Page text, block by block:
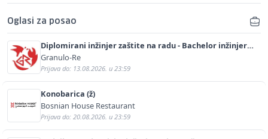
Oglasi za posao
Diplomirani inžinjer zaštite na radu - Bachelor inžinjer
sigurnosti i pomoći (m/ž)
Granulo-Re
Prijava do: 13.08.2026. u 23:59
Konobarica (ž)
Bosnian House Restaurant
Prijava do: 20.08.2026. u 23:59